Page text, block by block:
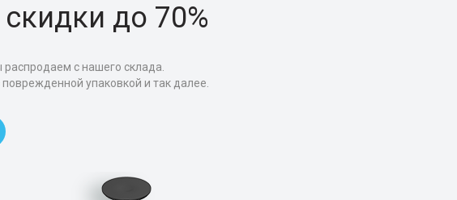
до 70%
с нашего склада.
упаковкой и так далее.